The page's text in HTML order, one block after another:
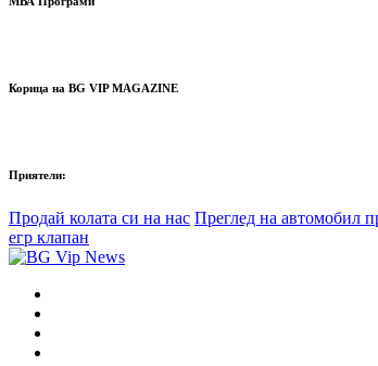
Корица на BG VIP MAGAZINE
Приятели:
Продай колата си на нас Преглед на автомобил
егр клапан